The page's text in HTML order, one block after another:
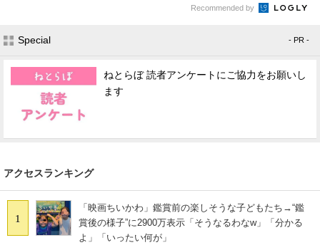
Recommended by
Special - PR -
ねとらぼ 読者アンケートにご協力をお願いし
ます
アクセスランキング
1
「映画ちいかわ」鑑賞前の楽しそうな子どもたち→“鑑
賞後の様子”に2900万表示「そうなるわなw」「分かる
よ」「いったい何が」